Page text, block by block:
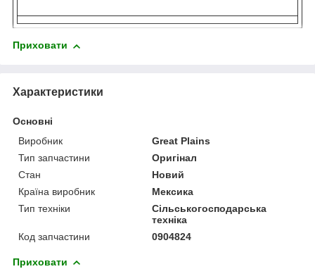
Приховати
Характеристики
Основні
Виробник
Great Plains
Тип запчастини
Оригінал
Стан
Новий
Країна виробник
Мексика
Тип техніки
Сільськогосподарська
техніка
Код запчастини
0904824
Приховати